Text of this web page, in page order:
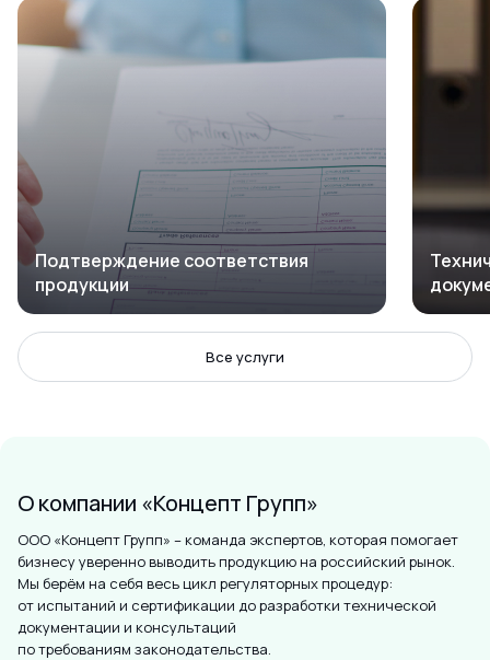
Подтверждение соответствия
продукции
Все услуги
О компании «Концепт Групп»
ООО «Концепт Групп» – команда экспертов, которая помогает
бизнесу уверенно выводить продукцию на российский рынок.
Мы берём на себя весь цикл регуляторных процедур:
от испытаний и сертификации до разработки технической
документации и консультаций
по требованиям законодательства.